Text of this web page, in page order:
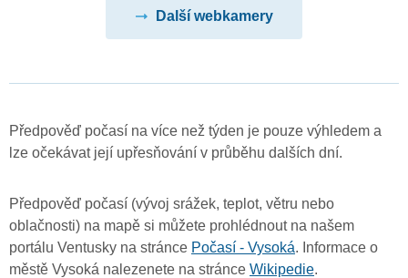
Další webkamery
Předpověď počasí na více než týden je pouze výhledem a
lze očekávat její upřesňování v průběhu dalších dní.
Předpověď počasí (vývoj srážek, teplot, větru nebo
oblačnosti) na mapě si můžete prohlédnout na našem
portálu Ventusky na stránce Počasí - Vysoká. Informace o
městě Vysoká nalezenete na stránce Wikipedie.